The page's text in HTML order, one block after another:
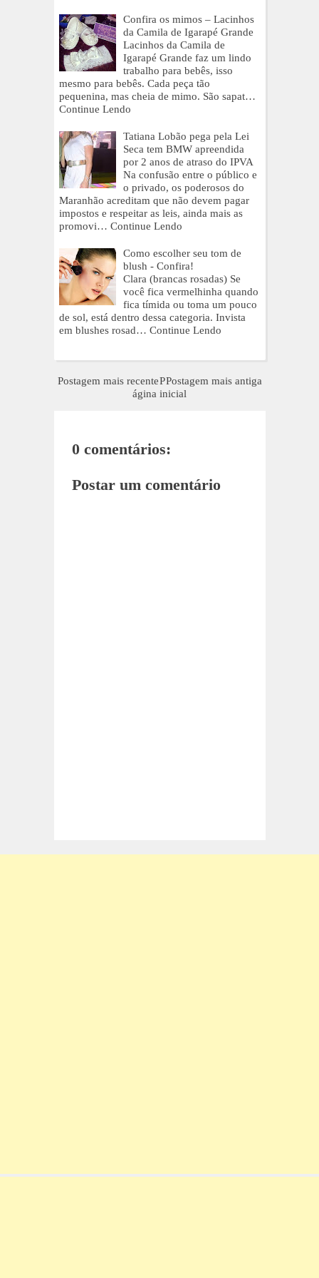
Confira os mimos – Lacinhos
da Camila de Igarapé Grande
Lacinhos da Camila de
Igarapé Grande faz um lindo
trabalho para bebês, isso
mesmo para bebês. Cada peça tão
pequenina, mas cheia de mimo. São sapat…
Continue Lendo
Tatiana Lobão pega pela Lei
Seca tem BMW apreendida
por 2 anos de atraso do IPVA
Na confusão entre o público e
o privado, os poderosos do
Maranhão acreditam que não devem pagar
impostos e respeitar as leis, ainda mais as
promovi… Continue Lendo
Como escolher seu tom de
blush - Confira!
Clara (brancas rosadas) Se
você fica vermelhinha quando
fica tímida ou toma um pouco
de sol, está dentro dessa categoria. Invista
em blushes rosad… Continue Lendo
Postagem mais recente Postagem mais antiga
P
ágina inicial
0 comentários:
Postar um comentário